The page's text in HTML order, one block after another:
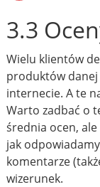
3.3
Wielu klientów
produktów
internecie. A te
Warto zadbać o
średnia ocen,
jak
komentarze
wizerunek.